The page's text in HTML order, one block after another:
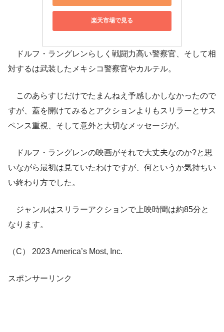
楽天市場で見る
ドルフ・ラングレンらしく戦闘力高い警察官、そして相
対するは武装したメキシコ警察官やカルテル。
このあらすじだけでたまんねえ予感しかしなかったので
すが、蓋を開けてみるとアクションよりもスリラーとサス
ペンス重視、そして意外と大切なメッセージが。
ドルフ・ラングレンの映画がそれで大丈夫なのか?と思
いながら最初は見ていたわけですが、何というか気持ちい
い終わり方でした。
ジャンルはスリラーアクションで上映時間は約85分と
なります。
（C） 2023 America’s Most, Inc.
スポンサーリンク